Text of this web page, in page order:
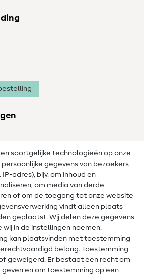
soortgelijke technologieën op onze
gegevens van bezoekers
adres), bijv. om inhoud en
om media van derde
of om de toegang tot onze website
vindt alleen plaats
geplaatst. Wij delen deze gegevens
in de instellingen noemen.
kan plaatsvinden met toestemming
belang. Toestemming
geweigerd. Er bestaat een recht om
en om toestemming op een